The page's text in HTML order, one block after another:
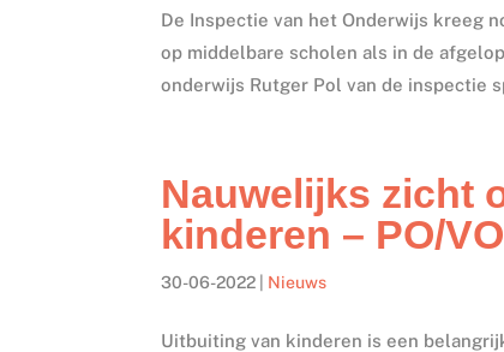
De Inspectie van het Onderwijs kreeg
op middelbare scholen als in de
onderwijs Rutger Pol van de inspectie
Nauwelijks zicht
kinderen – PO/VO
30-06-2022 Nieuws
Uitbuiting van kinderen is een